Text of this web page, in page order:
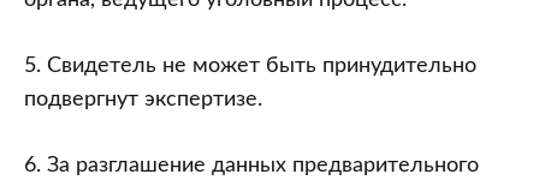
5. Свидетель не может быть принудительно
подвергнут экспертизе.
6. За разглашение данных предварительного